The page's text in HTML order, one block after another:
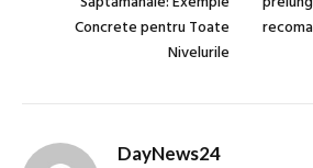
Concrete pentru Toate
Nivelurile
DayNews24